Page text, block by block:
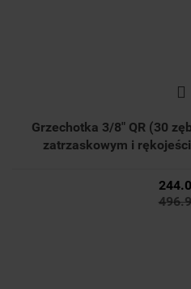
Grzechotka 3/8" QR (30
zatrzaskowym i